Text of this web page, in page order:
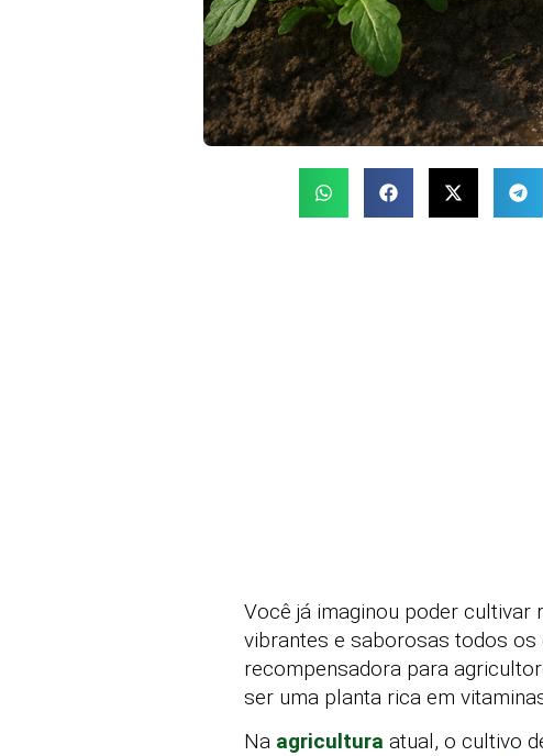
Você já imaginou poder cultivar
vibrantes e saborosas todos os
recompensadora para
ser uma planta rica em
Na agricultura atual, o cultivo